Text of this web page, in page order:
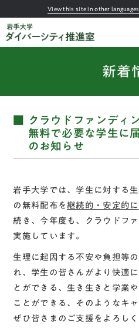
View this site in other
新着
クラウドファンディ
無料で必要な学生に
のお知らせ
岩手大学では、学生に対する
の無料配布を 継続的・安定的に
続き、今年度も、クラウドフ
実施しています。
生理に起因する不安や負担等
れ、学生の皆さんがより快適
とができる、生き生きと学業
ことができる、そのようなキ
ぜひ皆さまのご支援をよろし